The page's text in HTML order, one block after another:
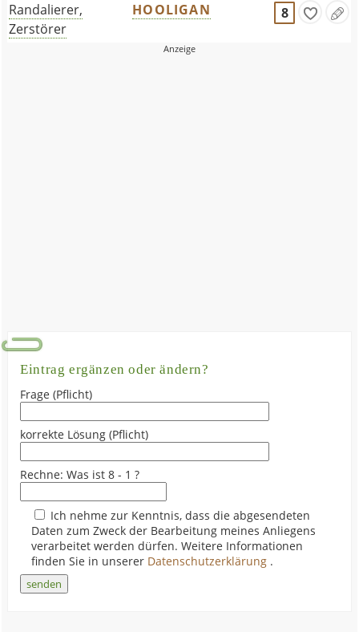
Randalierer,
Zerstörer
HOOLIGAN 8
Eintrag ergänzen oder ändern?
Frage (Pflicht)
korrekte Lösung (Pflicht)
Rechne: Was ist 8 - 1 ?
Ich nehme zur Kenntnis, dass die abgesendeten
Daten zum Zweck der Bearbeitung meines Anliegens
verarbeitet werden dürfen. Weitere Informationen
finden Sie in unserer Datenschutzerklärung .